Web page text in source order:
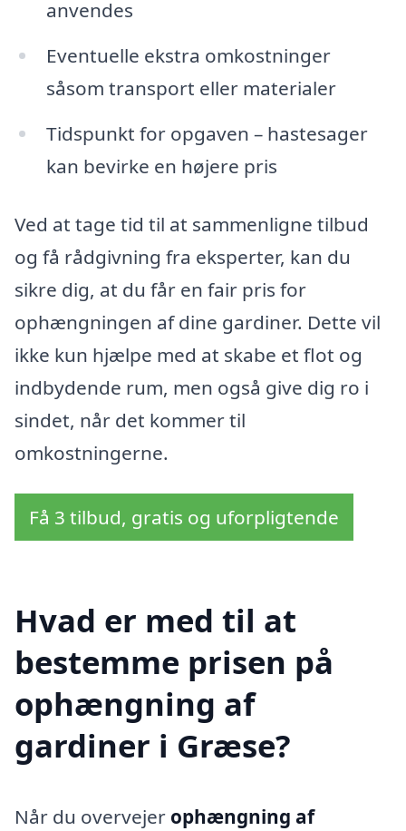
anvendes
Eventuelle ekstra omkostninger
såsom transport eller materialer
Tidspunkt for opgaven – hastesager
kan bevirke en højere pris
Ved at tage tid til at sammenligne tilbud
og få rådgivning fra eksperter, kan du
sikre dig, at du får en fair pris for
ophængningen af dine gardiner. Dette vil
ikke kun hjælpe med at skabe et flot og
indbydende rum, men også give dig ro i
sindet, når det kommer til
omkostningerne.
Få 3 tilbud, gratis og uforpligtende
Hvad er med til at
bestemme prisen på
ophængning af
gardiner i Græse?
Når du overvejer ophængning af